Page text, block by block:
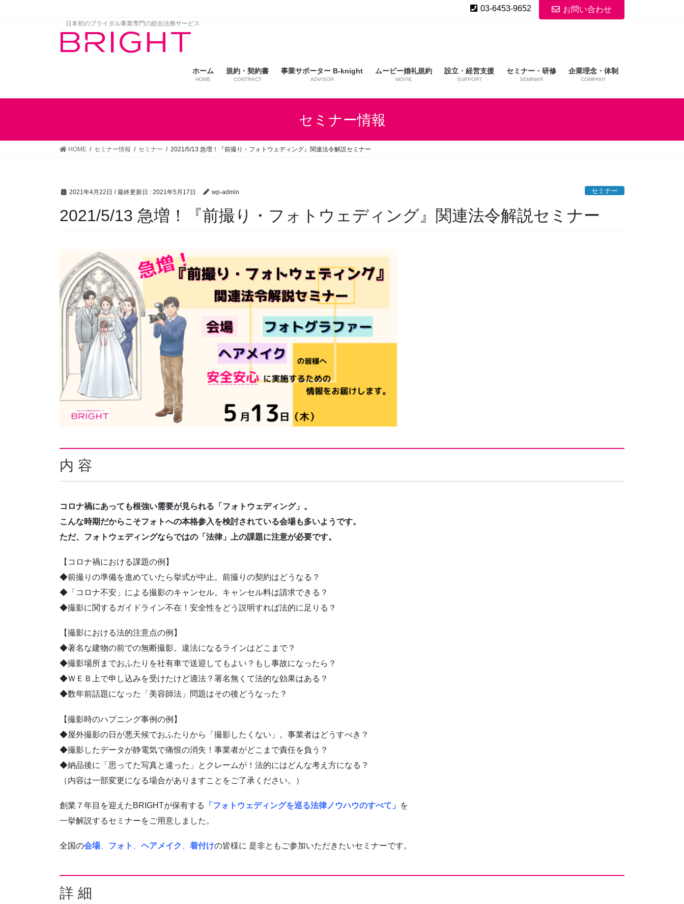
日本初のブライダル事業専門の総合法務サービス
03-6453-9652 お問い合わせ
ホーム
HOME
規約・契約書
CONTRACT
事業サポーター B-knight
ADVISOR
ムービー婚礼規約
MOVIE
設立・経営支援
SUPPORT
セミナー・研修
SEMINAR
企業理念・体制
COMPANY
セミナー情報
HOME セミナー情報 セミナー 2021/5/13 急増！『前撮り・フォトウェディング』関連法令解説セミナー
2021年4月22日 / 最終更新日 : 2021年5月17日 wp-admin セミナー
2021/5/13 急増！『前撮り・フォトウェディング』関連法令解説セミナー
内 容
コロナ禍にあっても根強い需要が見られる「フォトウェディング」。
こんな時期だからこそフォトへの本格参入を検討されている会場も多いようです。
ただ、フォトウェディングならではの「法律」上の課題に注意が必要です。
【コロナ禍における課題の例】
◆前撮りの準備を進めていたら挙式が中止。前撮りの契約はどうなる？
◆「コロナ不安」による撮影のキャンセル。キャンセル料は請求できる？
◆撮影に関するガイドライン不在！安全性をどう説明すれば法的に足りる？
【撮影における法的注意点の例】
◆著名な建物の前での無断撮影。違法になるラインはどこまで？
◆撮影場所までおふたりを社有車で送迎してもよい？もし事故になったら？
◆ＷＥＢ上で申し込みを受けたけど適法？署名無くて法的な効果はある？
◆数年前話題になった「美容師法」問題はその後どうなった？
【撮影時のハプニング事例の例】
◆屋外撮影の日が悪天候でおふたりから「撮影したくない」。事業者はどうすべき？
◆撮影したデータが静電気で痛恨の消失！事業者がどこまで責任を負う？
◆納品後に「思ってた写真と違った」とクレームが！法的にはどんな考え方になる？
（内容は一部変更になる場合がありますことをご了承ください。）
創業７年目を迎えたBRIGHTが保有する 「フォトウェディングを巡る法律ノウハウのすべて」
を
一挙解説するセミナーをご用意しました。
全国の会場、 フォト ヘアメイク 着付けの皆様に 是非ともご参加いただきたいセミナーです。
詳 細